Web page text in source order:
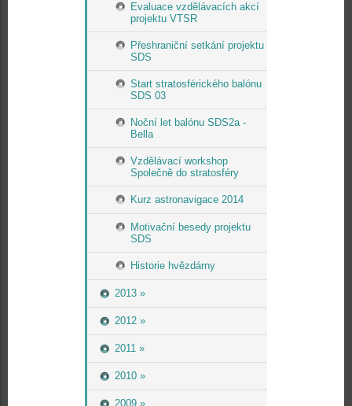
Evaluace vzdělávacích akcí
projektu VTSR
Přeshraniční setkání projektu
SDS
Start stratosférického balónu
SDS 03
Noční let balónu SDS2a -
Bella
Vzdělávací workshop
Společně do stratosféry
Kurz astronavigace 2014
Motivační besedy projektu
SDS
Historie hvězdárny
2013 »
2012 »
2011 »
2010 »
2009 »